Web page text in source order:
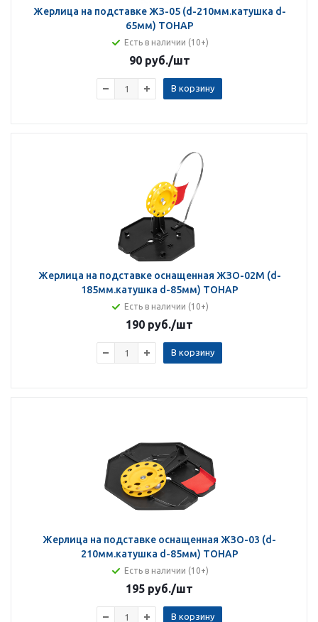
Жерлица на подставке ЖЗ-05 (d-210мм.катушка d-
65мм) ТОНАР
Есть в наличии (10+)
90 руб./шт
В корзину
Жерлица на подставке оснащенная ЖЗО-02М (d-
185мм.катушка d-85мм) ТОНАР
Есть в наличии (10+)
190 руб./шт
В корзину
Жерлица на подставке оснащенная ЖЗО-03 (d-
210мм.катушка d-85мм) ТОНАР
Есть в наличии (10+)
195 руб./шт
В корзину